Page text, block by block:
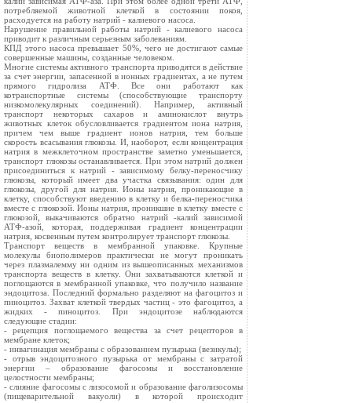
потребляемой животной клеткой в со­стоянии покоя,
расходуется на работу натрий - калиевого насоса.
Нарушение правильной работы натрий - калиевого насоса
приводит к различным серьезным заболеваниям.
КПД этого насоса превышает 50%, чего не достигают самые
совершенные машины, созданные человеком.
Многие системы активного транспорта приводятся в действие
за счет энергии, запасенной в ионных градиентах, а не путем
прямого гидролиза АТФ. Все они работают как
котранспортные системы (способствующие транспор­ту
низкомолекулярных соединений). Например, активный
транспорт некото­рых сахаров и аминокислот внутрь
животных клеток обусловливается гра­диентом иона натрия,
причем чем выше градиент ионов натрия, тем больше
скорость всасывания глюкозы. И, наоборот, если концентрация
натрия в межклеточном пространстве заметно уменьшается,
транспорт глюкозы останавливается. При этом натрий должен
присоединиться к натрий - зависимому белку-переносчику
глюкозы, который имеет два участка связывания: один для
глюкозы, другой для натрия. Ионы натрия, проникающие в
клетку, способствуют введению в клетку и белка-переносчика
вместе с глюкозой. Ионы на­трия, проникшие в клетку вместе с
глюкозой, выкачиваются обратно натрий -калий зависимой
АТФ-азой, которая, поддерживая градиент концентрации
натрия, косвенным путем контролирует транспорт глюкозы.
Транспорт веществ в мембранной упаковке. Крупные
молекулы биополимеров практически не могут проникать
через плазмалемму ни одним из вышеописанных механизмов
транспорта веществ в клетку. Они захватываются клеткой и
поглощаются в мембранной упаковке, что получило название
эндоцитоза. Последний формально разделяют на фагоцитоз и
пиноцитоз. Захват клеткой твердых частиц - это фагоцитоз, а
жидких - пиноцитоз. При эндоцитозе наблюдаются
следующие стадии:
- рецепция поглощаемого вещества за счет рецепторов в
мембране клеток;
- инвагинация мембраны с образованием пузырька (везикулы);
- отрыв эндоцитозного пузырька от мембраны с затратой
энергии – образование фагосомы и восстановление
целостности мембраны;
- слияние фагосомы с лизосомой и образование фаголизосомы
(пищеварительной вакуоли) в которой происходит